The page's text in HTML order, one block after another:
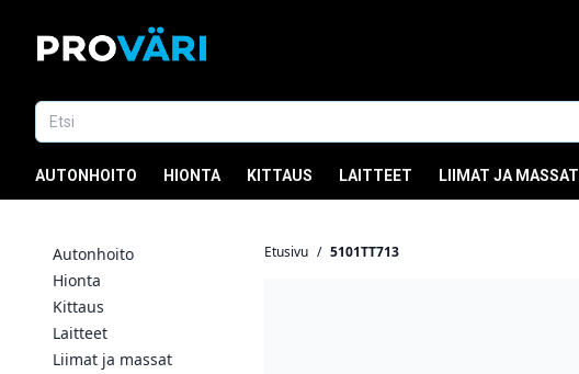
AUTONHOITO HIONTA KITTAUS LAITTEET LIIMAT JA MASSAT
Autonhoito
Hionta
Kittaus
Laitteet
Liimat ja massat
Etusivu / 5101TT713